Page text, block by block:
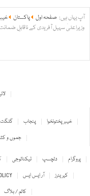
آپ یہاں ہیں: صفحہ اول پاکستان
وزیراعلیٰ سہیل آفریدی کے ناقابلِ
گلگت پنجاب
خیبر پختونخوا
جموں و
ٹیکنالوجی دلچسپ
پروگرام
آر ایس ایس
کیریئرز
کالم / بلاگ